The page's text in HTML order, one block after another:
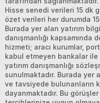
Hisse senedi verileri 15 dk
özet verileri her durumda
Burada yer alan yatırım
danışmanlığı kapsamında
hizmeti; aracı kurumlar,
kabul etmeyen bankalar ile
yatırım danışmanlığı
sunulmaktadır. Burada yer
ve tavsiyede bulunanların
dayanmaktadır. Bu